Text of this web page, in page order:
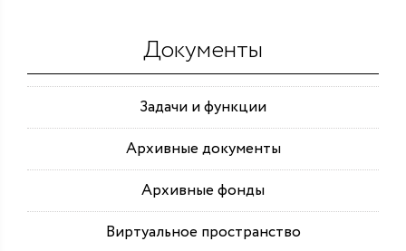
Документы
Задачи и функции
Архивные документы
Архивные фонды
Виртуальное пространство